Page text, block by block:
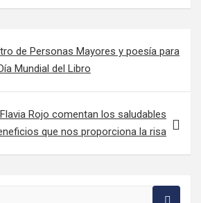
de Personas Mayores y poesía para
Mundial del Libro
Rojo comentan los saludables
que nos proporciona la risa